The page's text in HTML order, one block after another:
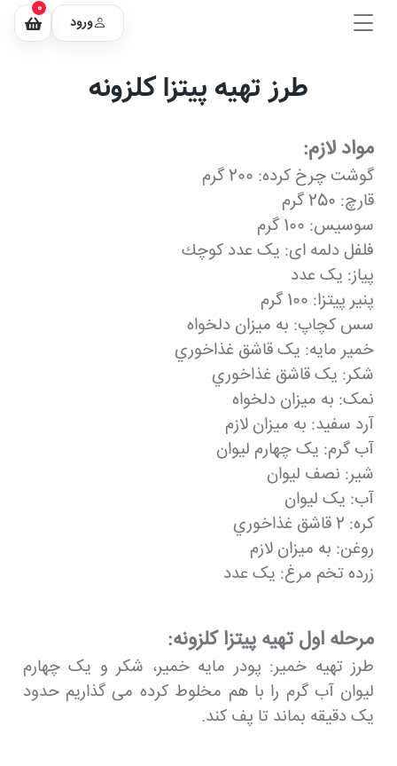
ورود
0
طرز تهیه پیتزا کلزونه
مواد لازم:
گوشت چرخ کرده: 200 گرم
قارچ: 250 گرم
سوسیس: 100 گرم
فلفل دلمه ای: یک عدد كوچك
پیاز: یک عدد
پنیر پیتزا: 100 گرم
سس کچاپ: به ميزان دلخواه
خمیر مایه: یک قاشق غذاخوري
شکر: یک قاشق غذاخوري
نمک: به ميزان دلخواه
آرد سفید: به میزان لازم
آب گرم: یک چهارم لیوان
شیر: نصف لیوان
آب: یک لیوان
کره: 2 قاشق غذاخوري
روغن: به میزان لازم
زرده تخم مرغ: یک عدد
مرحله اول تهيه پيتزا كلزونه:
طرز تهیه خمیر: پودر مایه خمیر، شکر و یک چهارم
لیوان آب گرم را با هم مخلوط کرده می گذاریم حدود
یک دقیقه بماند تا پف کند.